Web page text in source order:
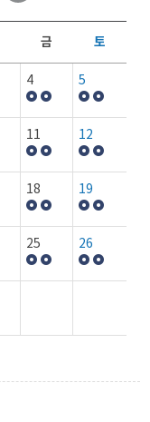
금 토
4 5
11 12
18 19
25 26